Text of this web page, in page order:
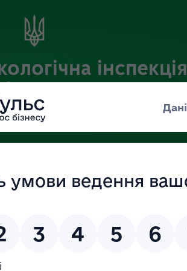
інспекція
екологічної інспекції України
наказів